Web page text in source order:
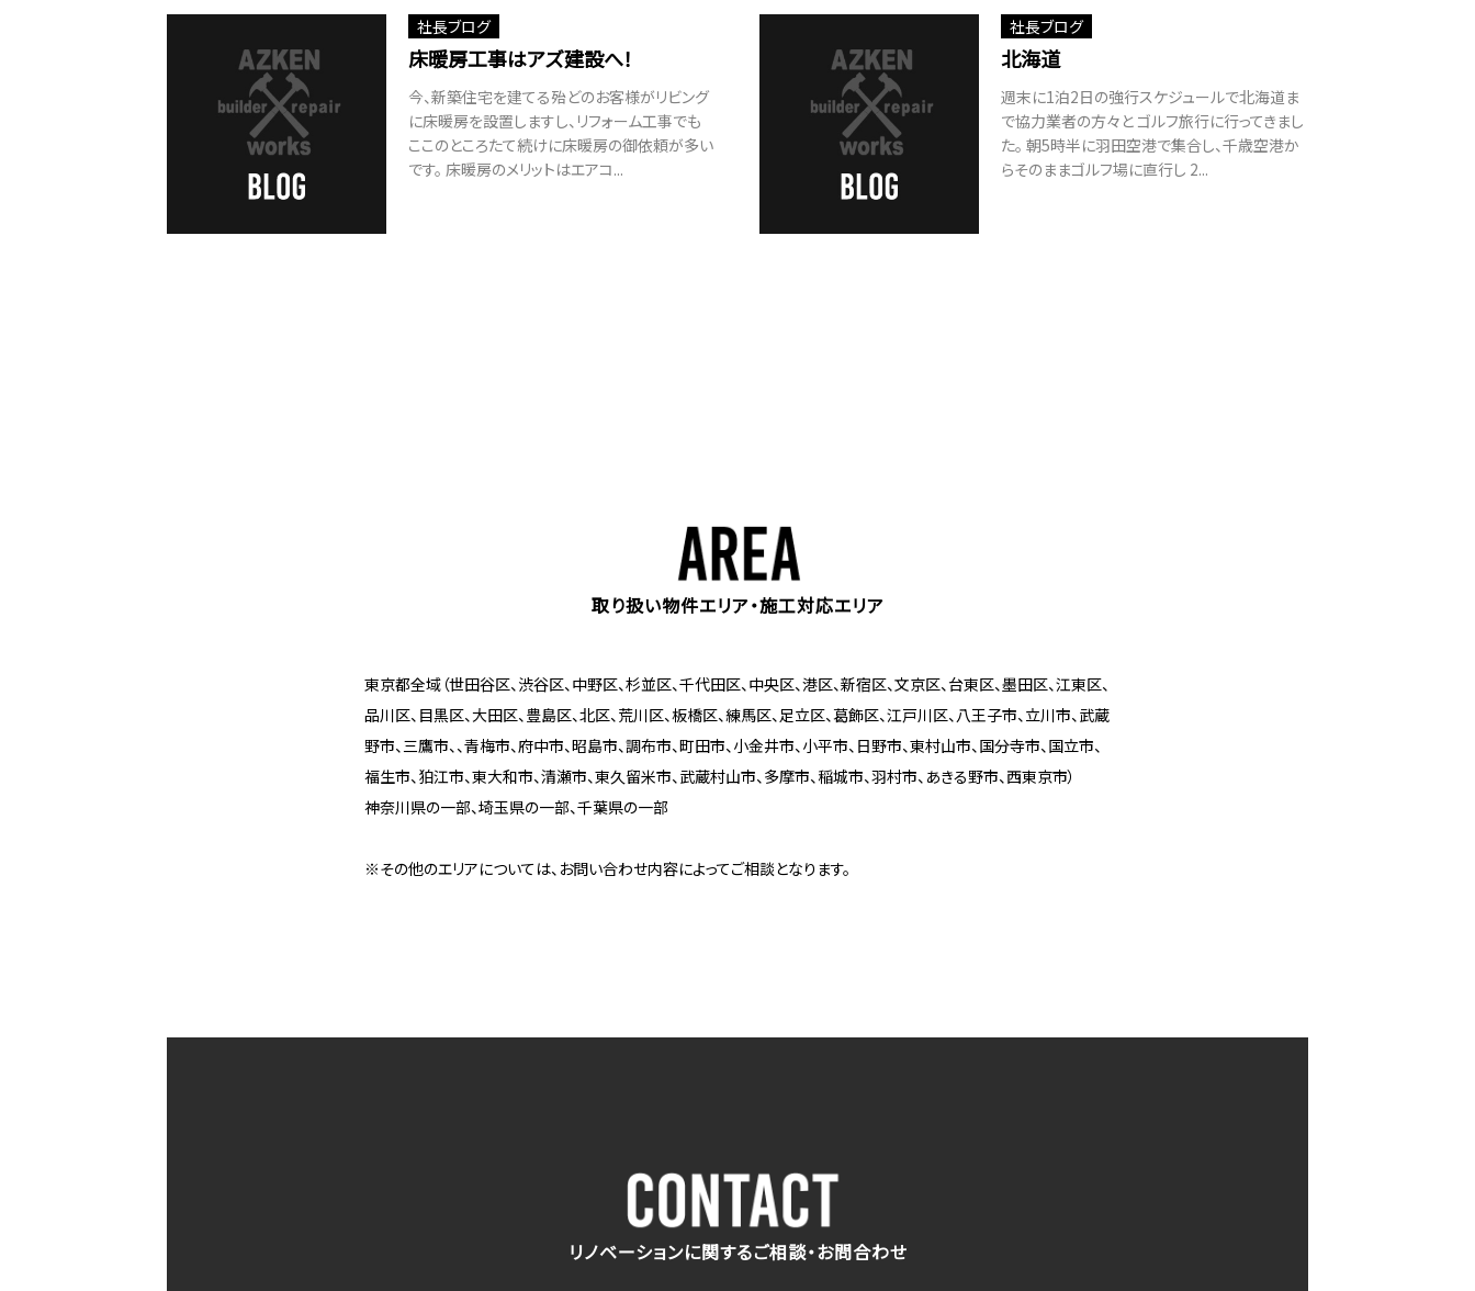
社長ブログ
床暖房工事はアズ建設へ！
今、新築住宅を建てる殆どのお客様がリビング
に床暖房を設置しますし、リフォーム工事でも
ここのところたて続けに床暖房の御依頼が多い
です。 床暖房のメリットはエアコ...
社長ブログ
北海道
週末に1泊2日の強行スケジュールで北海道ま
で協力業者の方々と ゴルフ旅行に行ってきまし
た。 朝5時半に羽田空港で集合し、千歳空港か
らそのままゴルフ場に直行し 2...
取り扱い物件エリア・施工対応エリア
東京都全域（世田谷区、渋谷区、中野区、杉並区、千代田区、中央区、港区、新宿区、文京区、台東区、墨田区、江東区、
品川区、目黒区、大田区、豊島区、北区、荒川区、板橋区、練馬区、足立区、葛飾区、江戸川区、八王子市、立川市、武蔵
野市、三鷹市、、青梅市、府中市、昭島市、調布市、町田市、小金井市、小平市、日野市、東村山市、国分寺市、国立市、
福生市、狛江市、東大和市、清瀬市、東久留米市、武蔵村山市、多摩市、稲城市、羽村市、あきる野市、西東京市）
神奈川県の一部、埼玉県の一部、千葉県の一部
※その他のエリアについては、お問い合わせ内容によってご相談となります。
リノベーションに関するご相談・お問合わせ